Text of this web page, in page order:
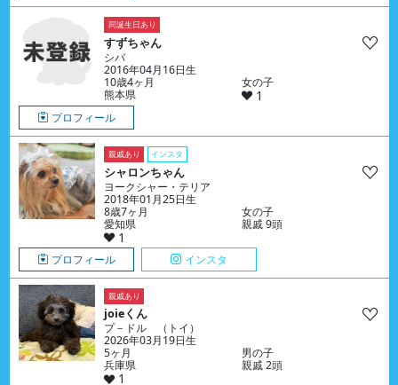
同誕生日あり
すずちゃん
シバ
2016年04月16日生
10歳4ヶ月
女の子
熊本県
1
プロフィール
親戚あり インスタ
シャロンちゃん
ヨークシャー・テリア
2018年01月25日生
8歳7ヶ月
女の子
愛知県
親戚 9頭
1
プロフィール インスタ
親戚あり
joieくん
プ－ドル （トイ）
2026年03月19日生
5ヶ月
男の子
兵庫県
親戚 2頭
1